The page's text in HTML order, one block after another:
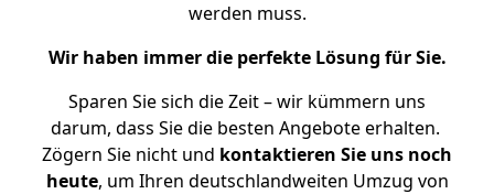
werden muss.
Wir haben immer die perfekte Lösung für Sie.
Sparen Sie sich die Zeit – wir kümmern uns
darum, dass Sie die besten Angebote erhalten.
Zögern Sie nicht und kontaktieren Sie uns noch
heute, um Ihren deutschlandweiten Umzug von